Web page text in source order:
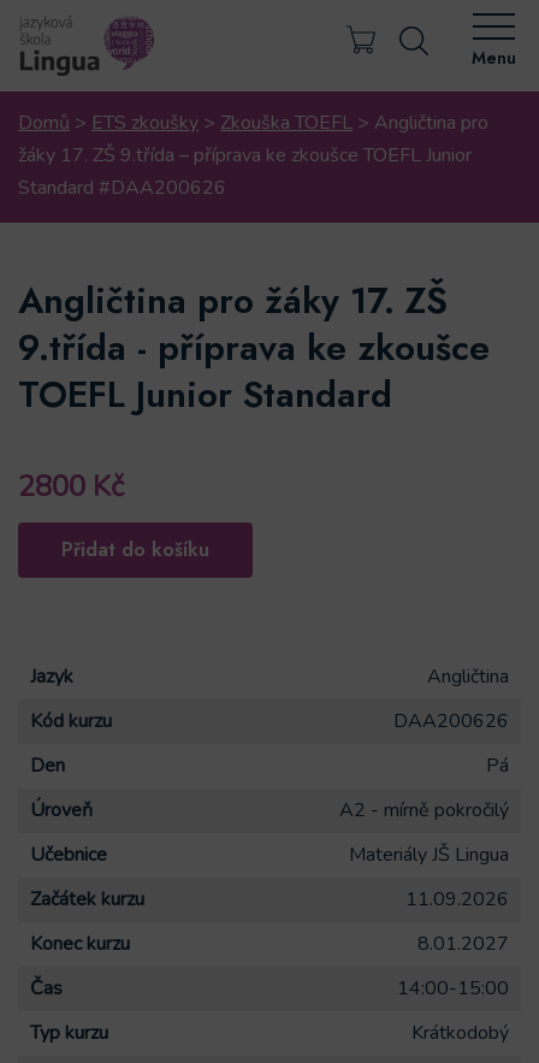
Menu
Domů > ETS zkoušky > Zkouška TOEFL > Angličtina pro
žáky 17. ZŠ 9.třída – příprava ke zkoušce TOEFL Junior
Standard #DAA200626
Angličtina pro žáky 17. ZŠ
9.třída - příprava ke zkoušce
TOEFL Junior Standard
2800 Kč
Angličtina
pro
ZŠ
příprava
ke
TOEFL
Junior
množství
Přidat do košíku
Jazyk
Angličtina
Kód kurzu
DAA200626
Den
Pá
Úroveň
A2 - mírně pokročilý
Učebnice
Materiály JŠ Lingua
Začátek kurzu
11.09.2026
Konec kurzu
8.01.2027
Čas
14:00-15:00
Typ kurzu
Krátkodobý